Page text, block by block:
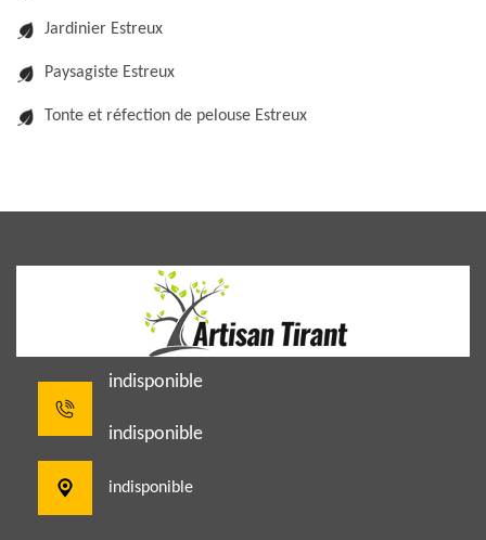
Jardinier Estreux
Paysagiste Estreux
Tonte et réfection de pelouse Estreux
indisponible
indisponible
indisponible